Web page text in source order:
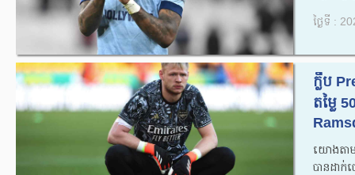
ថ្ងៃទី :
ក្លឹប
តម្លៃ
យោងតា
បានដាក់